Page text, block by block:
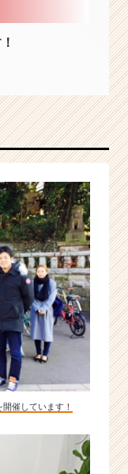
催しています！